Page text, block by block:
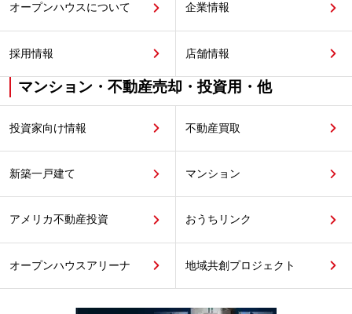
オープンハウスについて 企業情報
採用情報 店舗情報
マンション・不動産売却・投資用・他
投資家向け情報 不動産買取
新築一戸建て マンション
アメリカ不動産投資 おうちリンク
オープンハウスアリーナ 地域共創プロジェクト